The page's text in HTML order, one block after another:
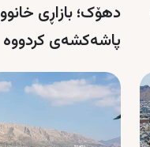
پاشەکشەی کردووە